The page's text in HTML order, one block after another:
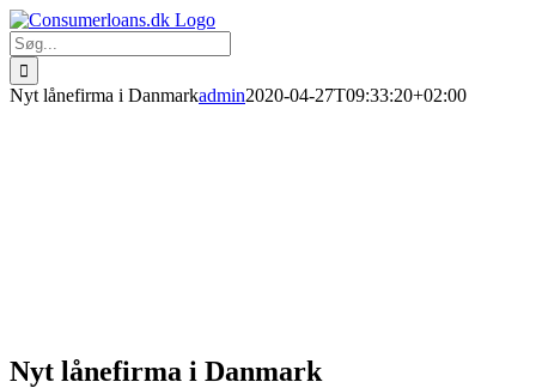
Skip
to
content
Søg
efter:
Nyt lånefirma i Danmarkadmin2020-04-27T09:33:20+02:00
Nyt lånefirma i Danmark